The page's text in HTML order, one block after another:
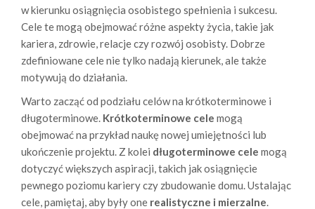
w kierunku osiągnięcia osobistego spełnienia i sukcesu.
Cele te mogą obejmować różne aspekty życia, takie jak
kariera, zdrowie, relacje czy rozwój osobisty. Dobrze
zdefiniowane cele nie tylko nadają kierunek, ale także
motywują do działania.
Warto zacząć od podziału celów na krótkoterminowe i
długoterminowe. Krótkoterminowe cele mogą
obejmować na przykład naukę nowej umiejętności lub
ukończenie projektu. Z kolei długoterminowe cele mogą
dotyczyć większych aspiracji, takich jak osiągnięcie
pewnego poziomu kariery czy zbudowanie domu. Ustalając
cele, pamiętaj, aby były one realistyczne i mierzalne.